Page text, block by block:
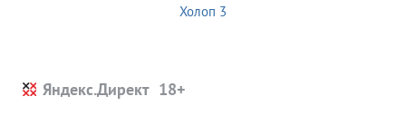
Холоп 3
Яндекс.Директ